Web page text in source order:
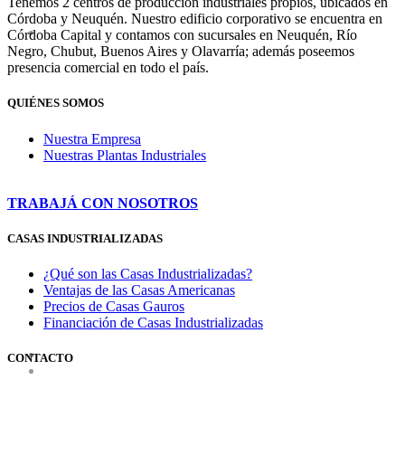
Córdoba y Neuquén. Nuestro edificio corporativo se encuentra en
Córdoba Capital y contamos con sucursales en Neuquén, Río
Negro, Chubut, Buenos Aires y Olavarría; además poseemos
presencia comercial en todo el país.
QUIÉNES SOMOS
Nuestra Empresa
Nuestras Plantas Industriales
TRABAJÁ CON NOSOTROS
CASAS INDUSTRIALIZADAS
¿Qué son las Casas Industrializadas?
Ventajas de las Casas Americanas
Precios de Casas Gauros
Financiación de Casas Industrializadas
CONTACTO